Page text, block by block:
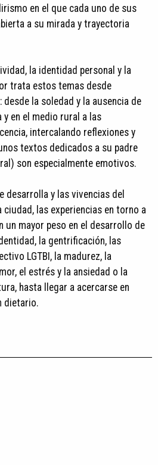
en el que cada uno de sus
a su mirada y trayectoria
la identidad personal y la
trata estos temas desde
la soledad y la ausencia de
en el medio rural a las
intercalando reflexiones y
textos dedicados a su padre
son especialmente emotivos.
desarrolla y las vivencias del
las experiencias en torno a
un mayor peso en el desarrollo de
la gentrificación, las
LGTBI, la madurez, la
el estrés y la ansiedad o la
hasta llegar a acercarse en
dietario.